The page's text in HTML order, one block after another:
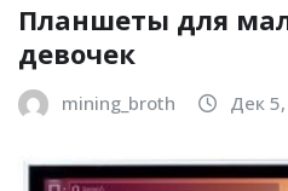
Планшеты для
девочек
mining_broth Дек